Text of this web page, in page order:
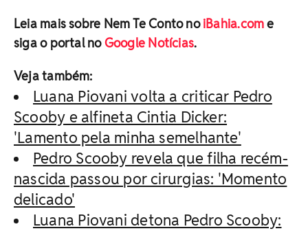
Leia mais sobre Nem Te Conto noiBahia.come
siga o portal noGoogle Notícias.
Veja também:
Luana Piovani volta a criticar Pedro
Scooby e alfineta Cintia Dicker:
'Lamento pela minha semelhante'
Pedro Scooby revela que filha recém-
nascida passou por cirurgias: 'Momento
delicado'
Luana Piovani detona Pedro Scooby: